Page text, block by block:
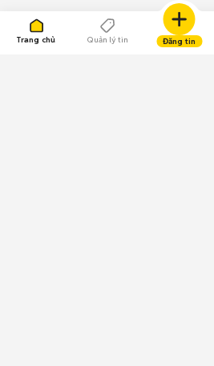
Trang chủ Quản lý tin Đăng tin